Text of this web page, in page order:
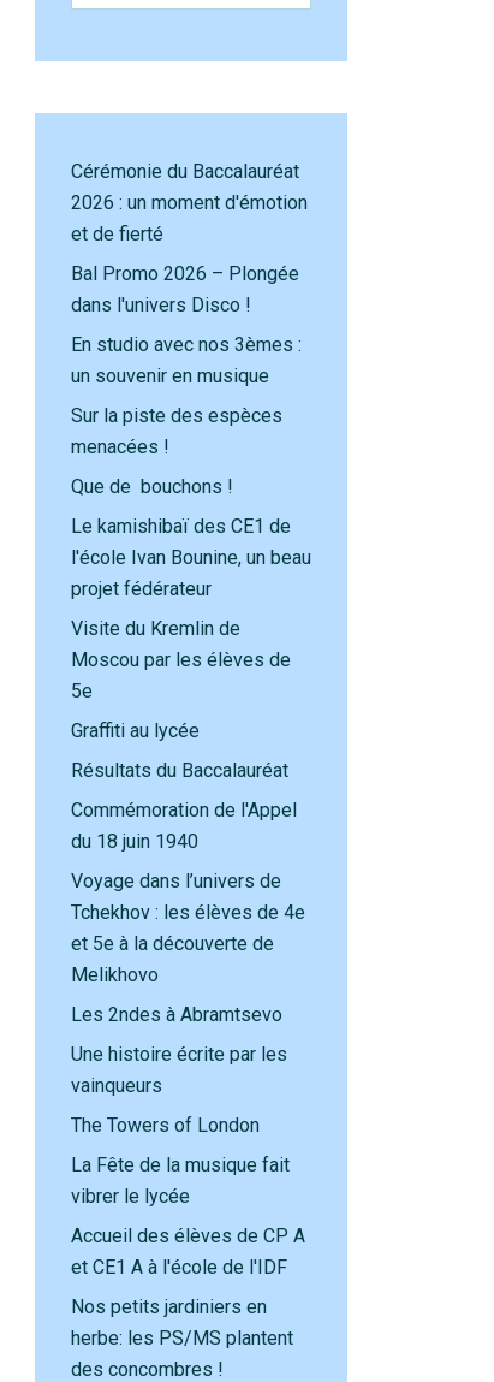
Cérémonie du Baccalauréat
2026 : un moment d'émotion
et de fierté
Bal Promo 2026 – Plongée
dans l'univers Disco !
En studio avec nos 3èmes :
un souvenir en musique
Sur la piste des espèces
menacées !
Que de bouchons !
Le kamishibaï des CE1 de
l'école Ivan Bounine, un beau
projet fédérateur
Visite du Kremlin de
Moscou par les élèves de
5e
Graffiti au lycée
Résultats du Baccalauréat
Commémoration de l'Appel
du 18 juin 1940
Voyage dans l’univers de
Tchekhov : les élèves de 4e
et 5e à la découverte de
Melikhovo
Les 2ndes à Abramtsevo
Une histoire écrite par les
vainqueurs
The Towers of London
La Fête de la musique fait
vibrer le lycée
Accueil des élèves de CP A
et CE1 A à l'école de l'IDF
Nos petits jardiniers en
herbe: les PS/MS plantent
des concombres !